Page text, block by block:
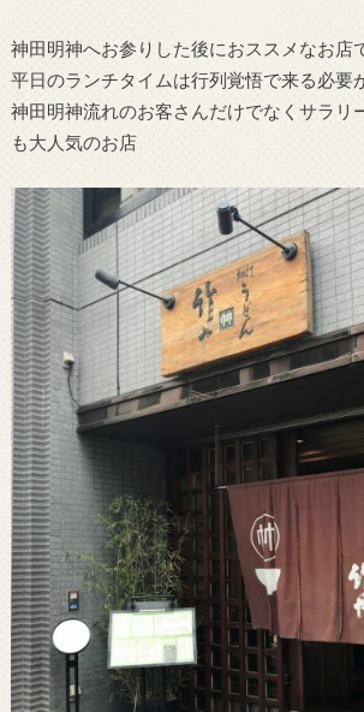
神田明神へお参りした後におススメなお店
平日のランチタイムは行列覚悟で来る必要
神田明神流れのお客さんだけでなくサラリ
も大人気のお店